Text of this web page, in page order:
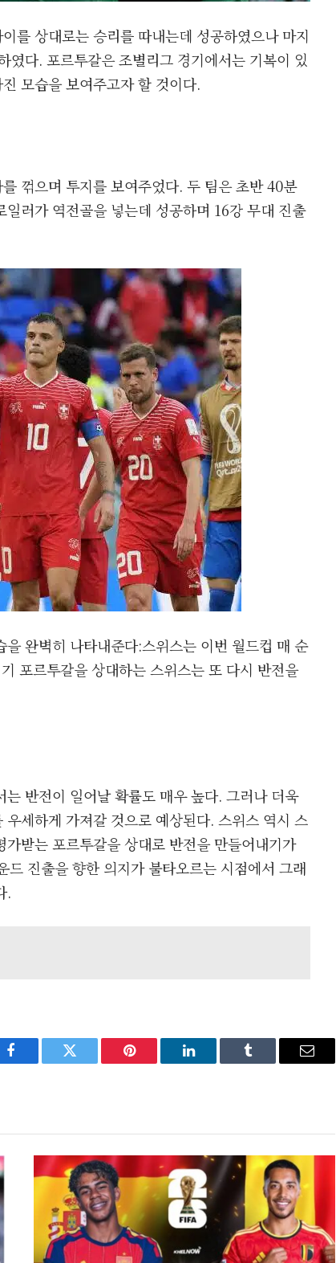
를 상대로는 승리를 따내는데 성공하였으나 마지
였다. 포르투갈은 조별리그 경기에서는 기복이 있
모습을 보여주고자 할 것이다.
꺾으며 투지를 보여주었다. 두 팀은 초반 40분
러가 역전골을 넣는데 성공하며 16강 무대 진출
완벽히 나타내준다:스위스는 이번 월드컵 매 순
포르투갈을 상대하는 스위스는 또 다시 반전을
반전이 일어날 확률도 매우 높다. 그러나 더욱
세하게 가져갈 것으로 예상된다. 스위스 역시 스
받는 포르투갈을 상대로 반전을 만들어내기가
진출을 향한 의지가 불타오르는 시점에서 그래
.
Facebook Twitter Pinterest LinkedIn Tumblr Email